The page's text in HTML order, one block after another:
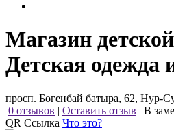
Магазин
Детская одежда
просп. Богенбай батыра, 62, Нур-
0 отзывов | Оставить отзыв | В
QR Ссылка Что это?